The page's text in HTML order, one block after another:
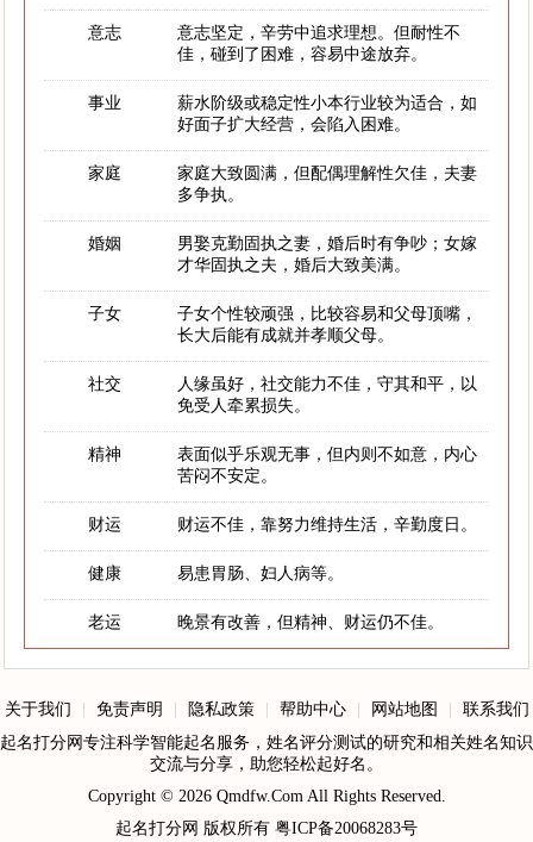
意志
意志坚定，辛劳中追求理想。但耐性不
佳，碰到了困难，容易中途放弃。
事业
薪水阶级或稳定性小本行业较为适合，如
好面子扩大经营，会陷入困难。
家庭
家庭大致圆满，但配偶理解性欠佳，夫妻
多争执。
婚姻
男娶克勤固执之妻，婚后时有争吵；女嫁
才华固执之夫，婚后大致美满。
子女
子女个性较顽强，比较容易和父母顶嘴，
长大后能有成就并孝顺父母。
社交
人缘虽好，社交能力不佳，守其和平，以
免受人牵累损失。
精神
表面似乎乐观无事，但内则不如意，内心
苦闷不安定。
财运 财运不佳，靠努力维持生活，辛勤度日。
健康 易患胃肠、妇人病等。
老运 晚景有改善，但精神、财运仍不佳。
关于我们 免责声明 隐私政策 帮助中心 网站地图
联系我们
起名打分网专注科学智能起名服务，姓名评分测试的研究和相关姓名知识
交流与分享，助您轻松起好名。
Copyright © 2026 Qmdfw.ComAll Rights Reserved.
起名打分网 版权所有 粤ICP备20068283号